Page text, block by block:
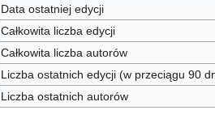
Data ostatniej edycji
Całkowita liczba edycji
Całkowita liczba autorów
Liczba ostatnich edycji (w przeciągu 90
Liczba ostatnich autorów